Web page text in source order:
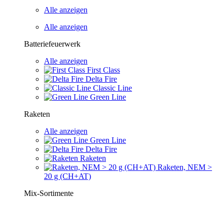
Alle anzeigen
Alle anzeigen
Batteriefeuerwerk
Alle anzeigen
First Class
Delta Fire
Classic Line
Green Line
Raketen
Alle anzeigen
Green Line
Delta Fire
Raketen
Raketen, NEM >
20 g (CH+AT)
Mix-Sortimente